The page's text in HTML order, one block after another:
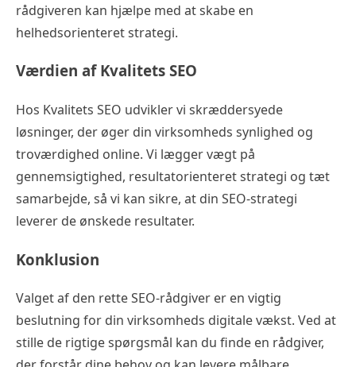
rådgiveren kan hjælpe med at skabe en
helhedsorienteret strategi.
Værdien af Kvalitets SEO
Hos Kvalitets SEO udvikler vi skræddersyede
løsninger, der øger din virksomheds synlighed og
troværdighed online. Vi lægger vægt på
gennemsigtighed, resultatorienteret strategi og tæt
samarbejde, så vi kan sikre, at din SEO-strategi
leverer de ønskede resultater.
Konklusion
Valget af den rette SEO-rådgiver er en vigtig
beslutning for din virksomheds digitale vækst. Ved at
stille de rigtige spørgsmål kan du finde en rådgiver,